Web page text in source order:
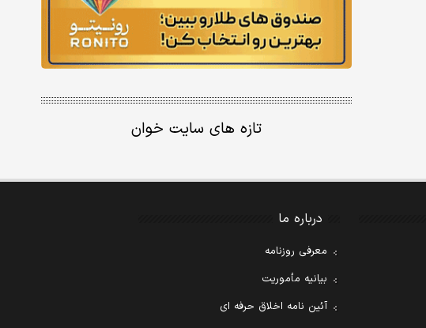
تازه های سایت خوان
درباره ما
معرفی روزنامه
بیانیه مأموریت
آئین نامه اخلاق حرفه ای